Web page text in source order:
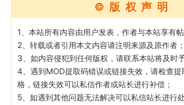
我的钱包 道具 排行
MOD下载 攻略教程 联机招
©版权声明
1、本站所有内容由用户发表，作者与本站享有帖
2、转载或者引用本文内容请注明来源及原作者；
3、如内容侵犯到任何版权，请联系本站将及时
4、遇到MOD提取码错误或链接失效，请检查提
格，链接失效可以私信作者或站长进行补偿；
5、如遇到其他问题无法解决可以私信站长进行